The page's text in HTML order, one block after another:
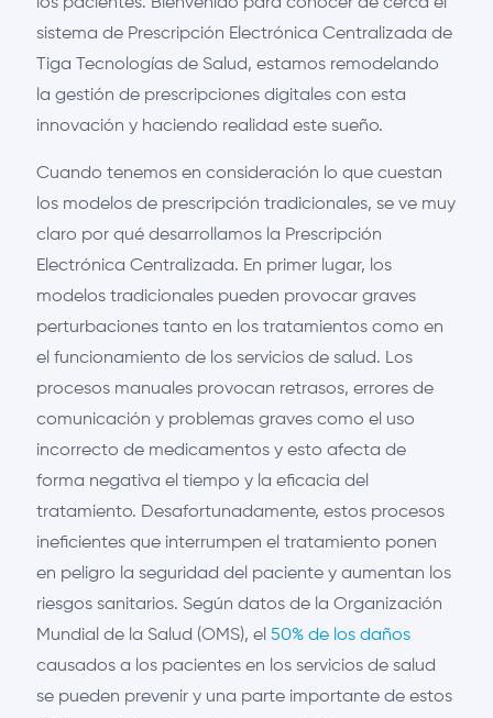
sistema de Prescripción Electrónica Centralizada de
Tiga Tecnologías de Salud, estamos remodelando
la gestión de prescripciones digitales con esta
innovación y haciendo realidad este sueño.
Cuando tenemos en consideración lo que cuestan
los modelos de prescripción tradicionales, se ve muy
claro por qué desarrollamos la Prescripción
Electrónica Centralizada. En primer lugar, los
modelos tradicionales pueden provocar graves
perturbaciones tanto en los tratamientos como en
el funcionamiento de los servicios de salud. Los
procesos manuales provocan retrasos, errores de
comunicación y problemas graves como el uso
incorrecto de medicamentos y esto afecta de
forma negativa el tiempo y la eficacia del
tratamiento. Desafortunadamente, estos procesos
ineficientes que interrumpen el tratamiento ponen
en peligro la seguridad del paciente y aumentan los
riesgos sanitarios. Según datos de la Organización
Mundial de la Salud (OMS), el 50% de los daños
causados ​​a los pacientes en los servicios de salud
se pueden prevenir y una parte importante de estos